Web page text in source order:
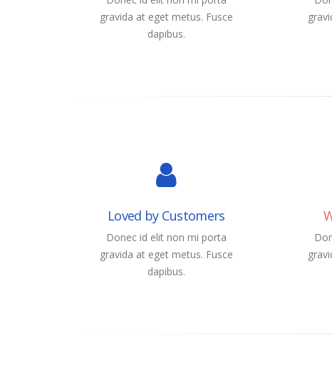
gravida at eget metus. Fusce
dapibus.
Loved by Customers
Donec id elit non mi porta
gravida at eget metus. Fusce
dapibus.